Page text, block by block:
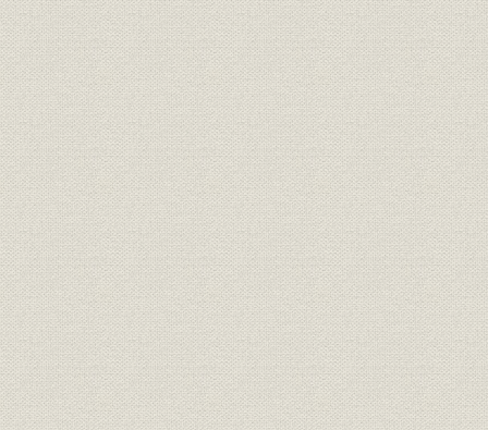
財務・業績
〔参考〕連結財務諸表〔海外〕//
連結損益計算書・連結株主持分
計算書・連結キャッシュフロー
計算書
度
財務・業績 主要財務比率の推移 1986年度
財務・業績
主要財務比率の推移//主要財務吏
筆(対前期比伸び率)
1986年度